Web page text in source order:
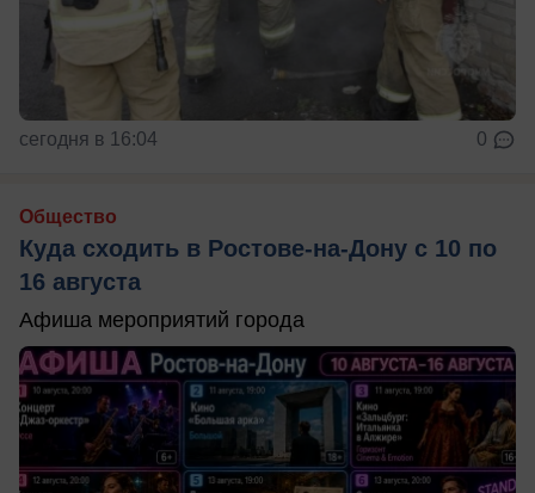
сегодня в 16:04 0
Общество
Куда сходить в Ростове-на-Дону с 10 по
16 августа
Афиша мероприятий города